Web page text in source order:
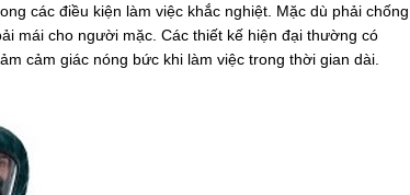
các điều kiện làm việc khắc nghiệt. Mặc dù phải chống
mái cho người mặc. Các thiết kế hiện đại thường có
cảm giác nóng bức khi làm việc trong thời gian dài.